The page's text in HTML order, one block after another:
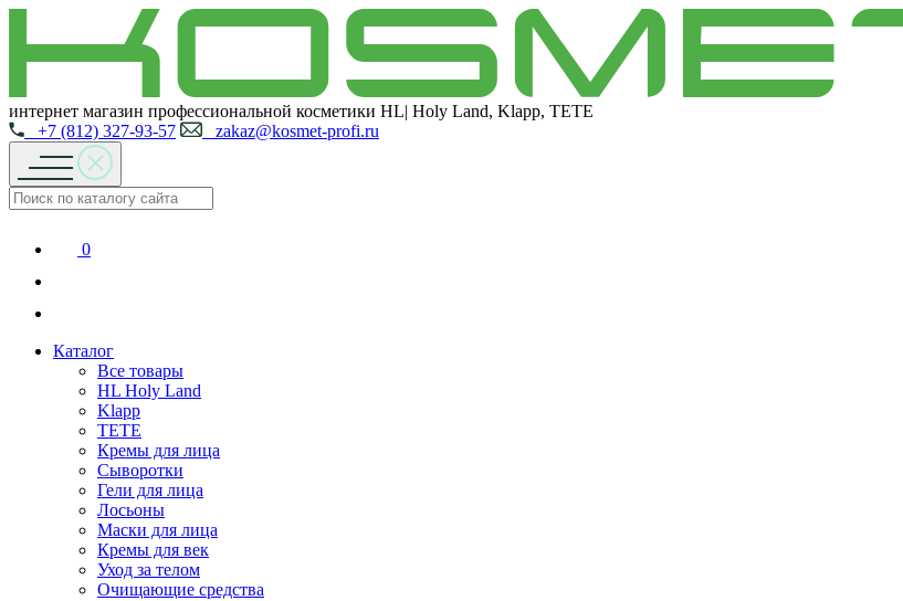
интернет магазин профессиональной косметики HL| Holy Land, Klapp, TETE
+7 (812) 327-93-57
zakaz@kosmet-profi.ru
0
Каталог
Все товары
HL Holy Land
Klapp
TETE
Кремы для лица
Сыворотки
Гели для лица
Лосьоны
Маски для лица
Кремы для век
Уход за телом
Очищающие средства